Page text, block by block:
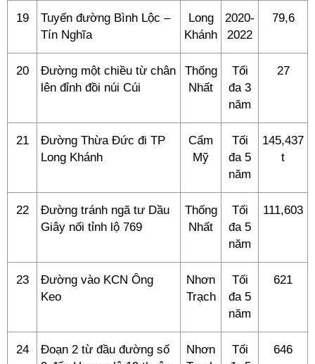
19
Tuyến đường Bình Lộc –
Tín Nghĩa
Long
Khánh
2020-
2022
79,6
20
Đường một chiều từ chân
lên đỉnh đồi núi Cúi
Thống
Nhất
Tối
đa 3
năm
27
21
Đường Thừa Đức đi TP
Long Khánh
Cẩm
Mỹ
Tối
đa 5
năm
145,437
t
22
Đường tránh ngã tư Dầu
Giây nối tỉnh lộ 769
Thống
Nhất
Tối
đa 5
năm
111,603
23
Đường vào KCN Ông
Keo
Nhơn
Trạch
Tối
đa 5
năm
621
24
Đoạn 2 từ đầu đường số
Nhơn
Tối
646